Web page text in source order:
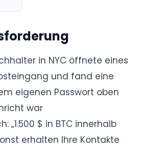
in NYC öffnete eines
und fand eine
eigenen Passwort oben
war
„1.500 $ in BTC innerhalb
erhalten Ihre Kontakte